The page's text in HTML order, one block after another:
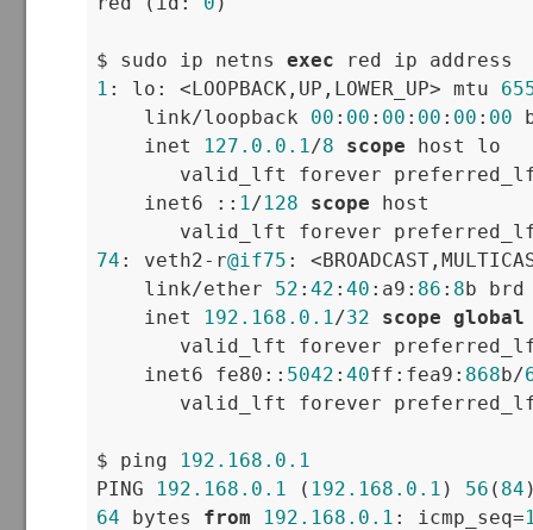
$ sudo ip netns exec
1 : lo: <LOOPBACK,UP,LOWER_UP> mtu
    link
/loopback 00 : 00 : 00 : 00 : 00 : 00
    inet
127.0 .0 .1/8 scope host lo
valid_lft forever
    inet6 ::
1/128 scope host
74 : veth2- r@if75 : <
    link
/ether 52 : 42 : 40 :a9: 86 : 8b
    inet
192.168 .0 .1/32 scope global
valid_lft forever
    inet6 fe80::
5042 : 40ff:fea9: 868b/
valid_lft forever
$ ping 192.168 .0 .1
PING
192.168 .0 .1 ( 192.168 .0 .1 ) 56 ( 84
64 bytes from 192.168 .0 .1 : icmp_seq=